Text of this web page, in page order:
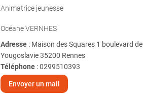
Animatrice jeunesse
Océane VERNHES
Adresse : Maison des Squares 1 boulevard de
Yougoslavie 35200 Rennes
Téléphone:0299510393
Envoyer un mail